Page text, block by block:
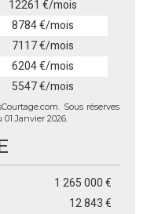
12261 €/mois
8784 €/mois
7117 €/mois
6204 €/mois
5547 €/mois
Sous réserves
Janvier 2026.
1 265 000 €
12 843 €